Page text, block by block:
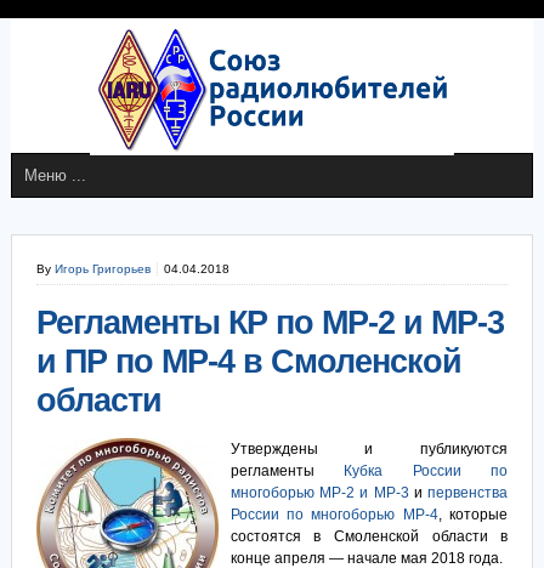
By Игорь Григорьев 04.04.2018
Регламенты КР по МР-2 и МР-3
и ПР по МР-4 в Смоленской
области
Утверждены и публикуются
регламенты
Кубка России по
многоборью МР-2 и МР-3 ипервенства
России по многоборью МР-4, которые
состоятся в Смоленской области в
конце апреля — начале мая 2018 года.